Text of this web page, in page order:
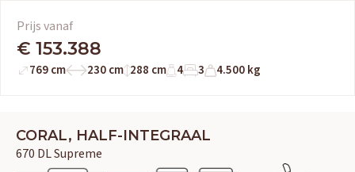
Prijs vanaf
€ 153.388
769 cm 230 cm 288 cm 4 3 4.500 kg
CORAL, HALF-INTEGRAAL
670 DL Supreme